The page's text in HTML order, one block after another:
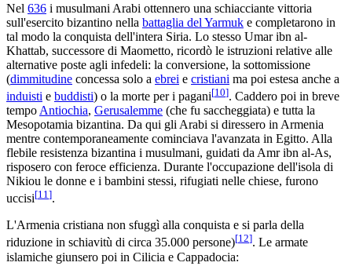
Nel 636 i musulmani Arabi ottennero una schiacciante vittoria
sull'esercito bizantino nella battaglia del Yarmuk e completarono in
tal modo la conquista dell'intera Siria. Lo stesso Umar ibn al-
Khattab, successore di Maometto, ricordò le istruzioni relative alle
alternative poste agli infedeli: la conversione, la sottomissione
(dimmitudine concessa solo a ebrei e cristiani ma poi estesa anche a
induisti e buddisti) o la morte per i pagani[10]. Caddero poi in breve
tempo Antiochia, Gerusalemme (che fu saccheggiata) e tutta la
Mesopotamia bizantina. Da qui gli Arabi si diressero in Armenia
mentre contemporaneamente cominciava l'avanzata in Egitto. Alla
flebile resistenza bizantina i musulmani, guidati da Amr ibn al-As,
risposero con feroce efficienza. Durante l'occupazione dell'isola di
Nikiou le donne e i bambini stessi, rifugiati nelle chiese, furono
uccisi[11].
L'Armenia cristiana non sfuggì alla conquista e si parla della
riduzione in schiavitù di circa 35.000 persone)[12]. Le armate
islamiche giunsero poi in Cilicia e Cappadocia: